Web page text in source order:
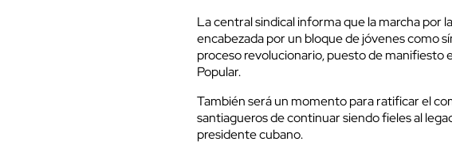
La central sindical informa que la marcha por
encabezada por un bloque de jóvenes como
proceso revolucionario, puesto de manifiesto
Popular.
También será un momento para ratificar el
santiagueros de continuar siendo fieles al
presidente cubano.